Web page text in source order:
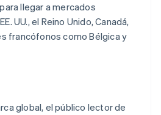
llegar a mercados
UU., el Reino Unido, Canadá,
francófonos como Bélgica y
global, el público lector de